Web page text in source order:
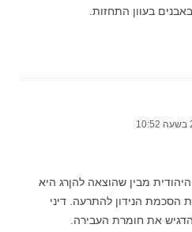
בעוון התחזות.
מבין שהוצאה להןרג היא
הסכמת הנידון להתרעה. דיני
את חומרת העבירה.